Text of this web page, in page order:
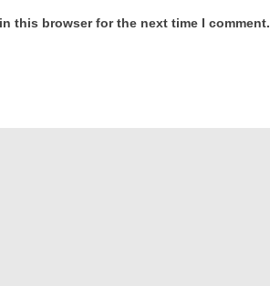
this browser for the next time I comment.